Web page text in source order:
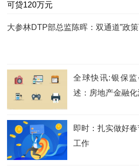
大参林DTP部总监陈晖：双通道”政
全球快讯:银保
述：房地产金融
即时：扎实做好
工作